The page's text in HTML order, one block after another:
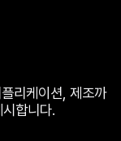
리케이션, 제조까
합니다.